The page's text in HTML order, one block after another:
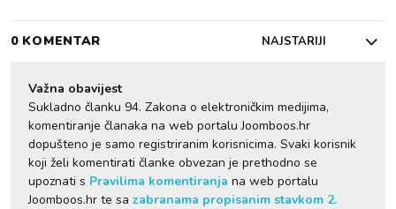
0 KOMENTAR NAJSTARIJI
Važna obavijest
Sukladno članku 94. Zakona o elektroničkim medijima,
komentiranje članaka na web portalu Joomboos.hr
dopušteno je samo registriranim korisnicima. Svaki korisnik
koji želi komentirati članke obvezan je prethodno se
upoznati s Pravilima komentiranja na web portalu
Joomboos.hr te sa zabranama propisanim stavkom 2.